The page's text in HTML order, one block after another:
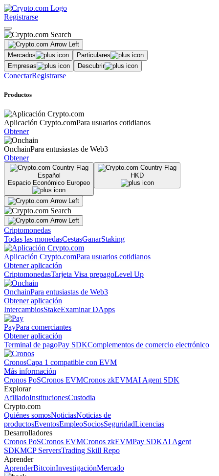
Registrarse
Mercados
Particulares
Empresas
Descubrir
ConectarRegistrarse
Productos
Aplicación Crypto.comPara usuarios cotidianos
Obtener
OnchainPara entusiastas de Web3
Obtener
Español
Espacio Económico Europeo
HKD
Criptomonedas
Todas las monedasCestasGanarStaking
Aplicación Crypto.comPara usuarios cotidianos
Obtener aplicación
CriptomonedasTarjeta Visa prepagoLevel Up
OnchainPara entusiastas de Web3
Obtener aplicación
IntercambiosStakeExaminar DApps
PayPara comerciantes
Obtener aplicación
Terminal de pagoPay SDKComplementos de comercio electrónico
CronosCapa 1 compatible con EVM
Más información
Cronos PoSCronos EVMCronos zkEVMAI Agent SDK
Explorar
AfiliadoInstitucionesCustodia
Crypto.com
Quiénes somosNoticiasNoticias de
productosEventosEmpleoSociosSeguridadLicencias
Desarrolladores
Cronos PoSCronos EVMCronos zkEVMPay SDKAI Agent
SDKMCP ServersTrading Skill Repo
Aprender
AprenderBitcoinInvestigaciónMercado